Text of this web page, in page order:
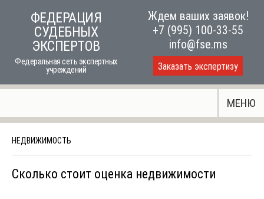
ФЕДЕРАЦИЯ
СУДЕБНЫХ
ЭКСПЕРТОВ
Федеральная сеть экспертных
учреждений
Ждем ваших заявок!
+7 (995) 100-33-55
info@fse.ms
Заказать экспертизу
МЕНЮ
НЕДВИЖИМОСТЬ
Сколько стоит оценка недвижимости